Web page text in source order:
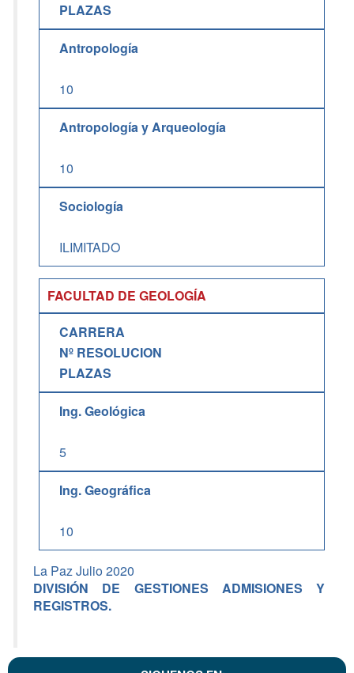
PLAZAS
Antropología
10
Antropología y Arqueología
10
Sociología
ILIMITADO
FACULTAD DE GEOLOGÍA
CARRERA
Nº RESOLUCION
PLAZAS
Ing. Geológica
5
Ing. Geográfica
10
La Paz Julio 2020
DIVISIÓN DE GESTIONES ADMISIONES Y
REGISTROS.